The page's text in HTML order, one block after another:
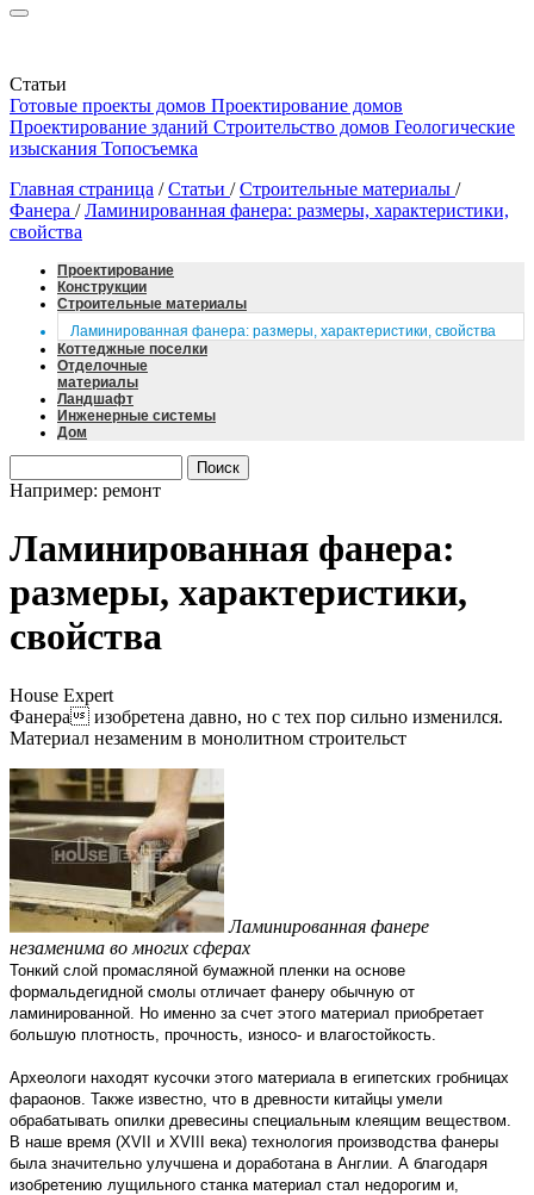
Статьи
Готовые проекты домов Проектирование домов
Проектирование зданий Строительство домов Геологические
изыскания Топосъемка
Главная страница / Статьи / Строительные материалы /
Фанера / Ламинированная фанера: размеры, характеристики,
свойства
Проектирование
Конструкции
Строительные материалы
Ламинированная фанера: размеры, характеристики, свойства
Коттеджные поселки
Отделочные
материалы
Ландшафт
Инженерные системы
Дом
Например: ремонт
Ламинированная фанера:
размеры, характеристики,
свойства
House Expert
Фанера изобретена давно, но с тех пор сильно изменился.
Материал незаменим в монолитном строительст
Ламинированная фанере
незаменима во многих сферах
Тонкий слой промасляной бумажной пленки на основе
формальдегидной смолы отличает фанеру обычную от
ламинированной. Но именно за счет этого материал приобретает
большую плотность, прочность, износо- и влагостойкость.
Археологи находят кусочки этого материала в египетских гробницах
фараонов. Также известно, что в древности китайцы умели
обрабатывать опилки древесины специальным клеящим веществом.
В наше время (XVII и XVIII века) технология производства фанеры
была значительно улучшена и доработана в Англии. А благодаря
изобретению лущильного станка материал стал недорогим и,